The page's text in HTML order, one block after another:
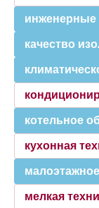
инженерные
качество
котельное
кухонная
мелкая